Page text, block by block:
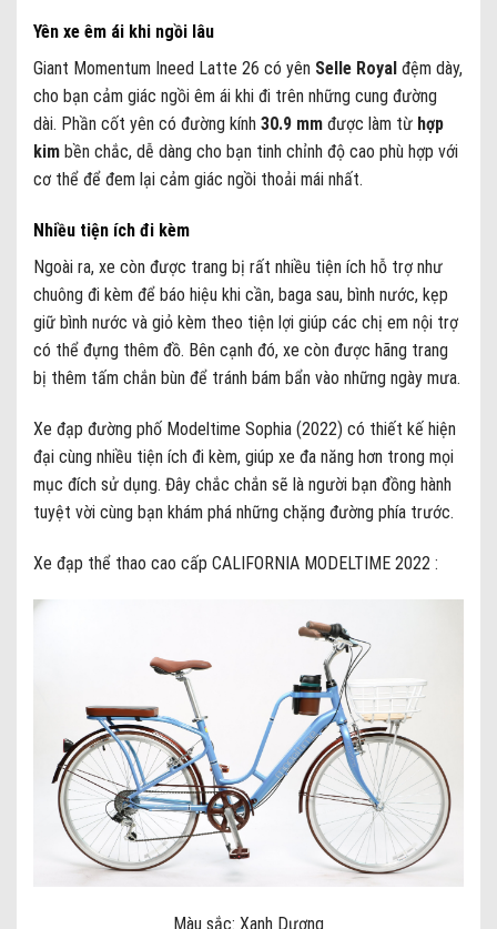
Yên xe êm ái khi ngồi lâu
Giant Momentum Ineed Latte 26 có yên Selle Royal đệm dày,
cho bạn cảm giác ngồi êm ái khi đi trên những cung đường
dài. Phần cốt yên có đường kính 30.9 mm được làm từ hợp
kim bền chắc, dễ dàng cho bạn tinh chỉnh độ cao phù hợp với
cơ thể để đem lại cảm giác ngồi thoải mái nhất.
Nhiều tiện ích đi kèm
Ngoài ra, xe còn được trang bị rất nhiều tiện ích hỗ trợ như
chuông đi kèm để báo hiệu khi cần, baga sau, bình nước, kẹp
giữ bình nước và giỏ kèm theo tiện lợi giúp các chị em nội trợ
có thể đựng thêm đồ. Bên cạnh đó, xe còn được hãng trang
bị thêm tấm chắn bùn để tránh bám bẩn vào những ngày mưa.
Xe đạp đường phố Modeltime Sophia (2022) có thiết kế hiện
đại cùng nhiều tiện ích đi kèm, giúp xe đa năng hơn trong mọi
mục đích sử dụng. Đây chắc chắn sẽ là người bạn đồng hành
tuyệt vời cùng bạn khám phá những chặng đường phía trước.
Xe đạp thể thao cao cấp CALIFORNIA MODELTIME 2022 :
Màu sắc: Xanh Dương